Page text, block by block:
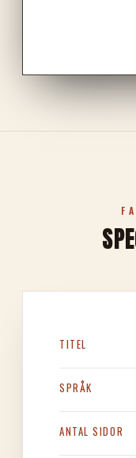
TITEL
SPRÅK
ANTAL SIDOR